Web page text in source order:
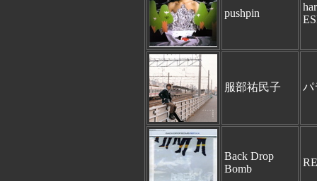
pushpin
服部祐民子 パ
Back Drop
Bomb